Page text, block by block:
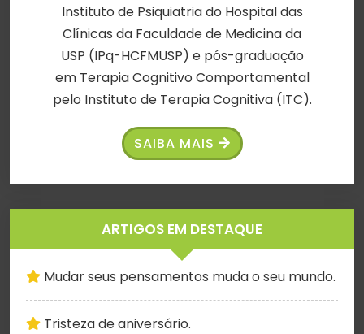
Instituto de Psiquiatria do Hospital das
Clínicas da Faculdade de Medicina da
USP (IPq-HCFMUSP) e pós-graduação
em Terapia Cognitivo Comportamental
pelo Instituto de Terapia Cognitiva (ITC).
SAIBA MAIS
ARTIGOS EM DESTAQUE
Mudar seus pensamentos muda o seu mundo.
Tristeza de aniversário.